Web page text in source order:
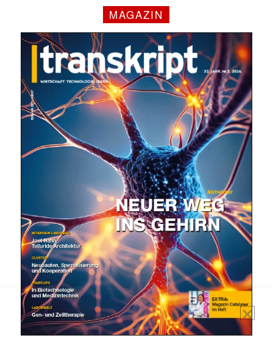
Mit dem |transkript-Newsletter
jede Woche aktuell informiert.
E-
Mail
(erforderlich)
MAGAZIN